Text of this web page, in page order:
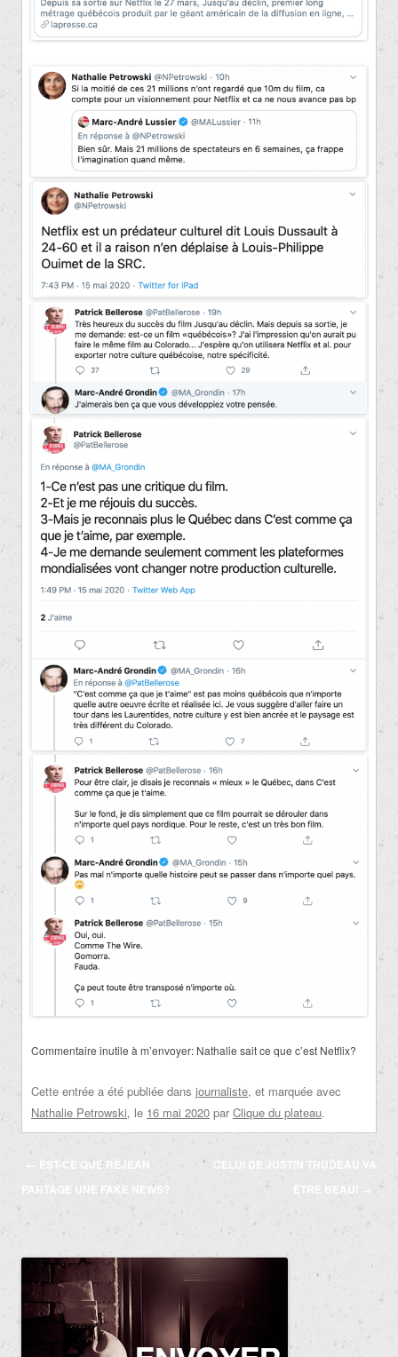
Commentaire inutile à m’envoyer: Nathalie sait ce que c’est Netflix?
Cette entrée a été publiée dans journaliste, et marquée avec
Nathalie Petrowski, le 16 mai 2020 par Clique du plateau.
Navigation
des
← EST-CE QUE RÉJEAN
PARTAGE UNE FAKE NEWS?
CELUI DE JUSTIN TRUDEAU VA
ÊTRE BEAU!
→